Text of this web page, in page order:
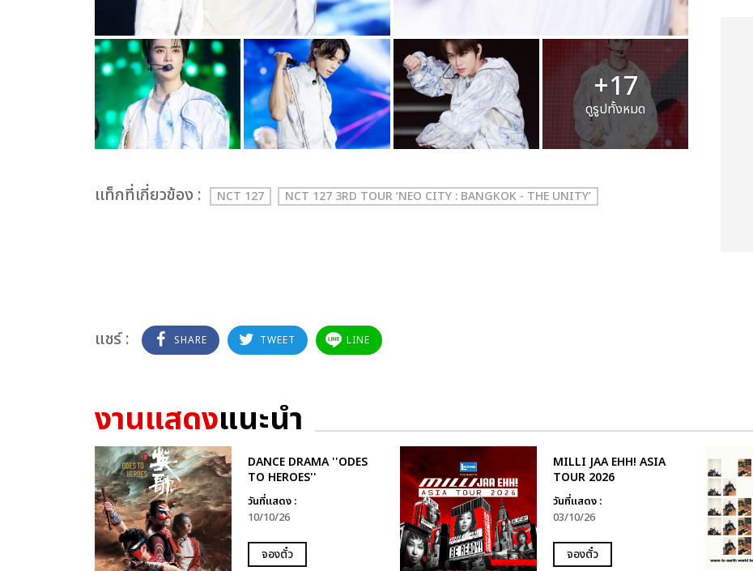
+17
ดูรูปทั้งหมด
เเท็กที่เกี่ยวข้อง : NCT 127 NCT 127 3RD TOUR ‘NEO CITY : BANGKOK - THE UNITY’
แชร์ : SHARE TWEET LINE
งานแสดงแนะนำ
DANCE DRAMA ''ODES
TO HEROES''
วันที่แสดง :
10/10/26
จองตั๋ว
MILLI JAA EHH! ASIA
TOUR 2026
วันที่แสดง :
03/10/26
จองตั๋ว